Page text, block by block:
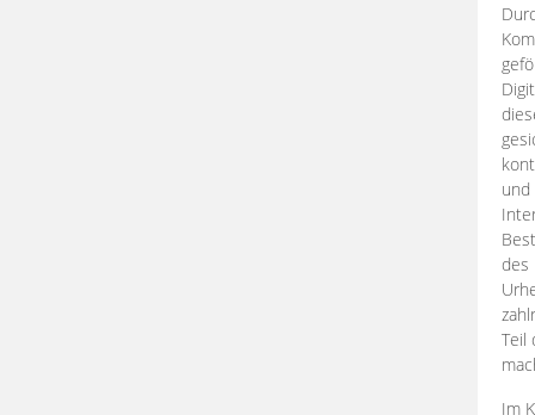
des
Teil
Im